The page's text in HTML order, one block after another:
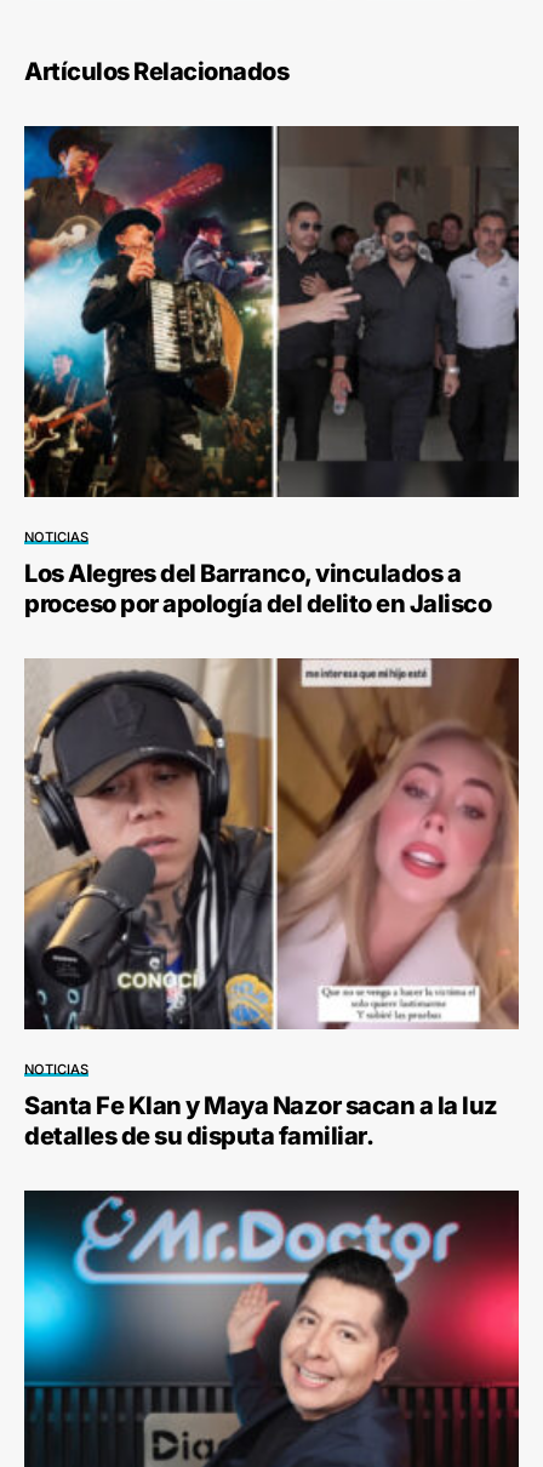
Artículos Relacionados
NOTICIAS
Los Alegres del Barranco, vinculados a
proceso por apología del delito en Jalisco
NOTICIAS
Santa Fe Klan y Maya Nazor sacan a la luz
detalles de su disputa familiar.